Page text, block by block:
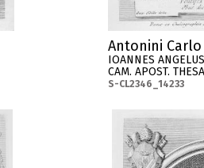
Antonini Carlo
IOANNES
CAM. APOST.
S-CL2346_14233